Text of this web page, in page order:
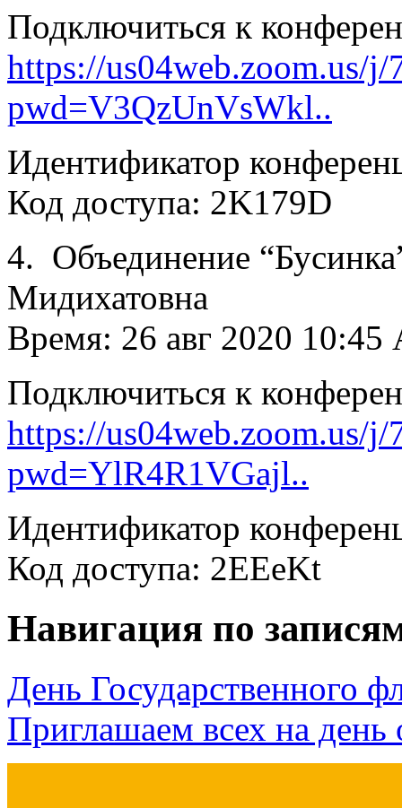
Подключиться к
https://us04web.zoom.us/j/
pwd=V3QzUnVsWkl..
Идентификатор
Код доступа: 2K179D
4. Объединение
Мидихатовна
Время: 26 авг 2020 10:45
Подключиться к
https://us04web.zoom.us/j/
pwd=YlR4R1VGajl..
Идентификатор
Код доступа: 2EEeKt
Навигация по
День Государственного
Приглашаем всех на день